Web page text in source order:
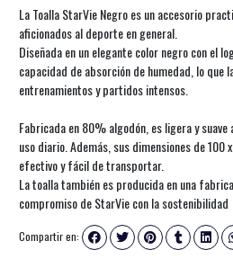
La Toalla StarVie Negro es un accesorio
aficionados al deporte en general.
Diseñada en un elegante color negro con el
capacidad de absorción de humedad, lo
entrenamientos y partidos intensos.
Fabricada en 80% algodón, es ligera y
uso diario. Además, sus dimensiones de
efectivo y fácil de transportar.
La toalla también es producida en una
compromiso de StarVie con la sostenibilidad
Compartir en: